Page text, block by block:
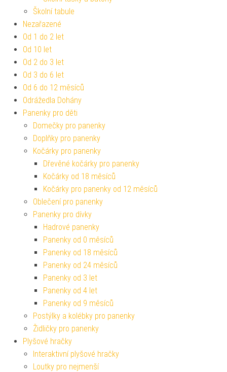
Školní tabule
Nezařazené
Od 1 do 2 let
Od 10 let
Od 2 do 3 let
Od 3 do 6 let
Od 6 do 12 měsíců
Odrážedla Dohány
Panenky pro děti
Domečky pro panenky
Doplňky pro panenky
Kočárky pro panenky
Dřevěné kočárky pro panenky
Kočárky od 18 měsíců
Kočárky pro panenky od 12 měsíců
Oblečení pro panenky
Panenky pro dívky
Hadrové panenky
Panenky od 0 měsíců
Panenky od 18 měsíců
Panenky od 24 měsíců
Panenky od 3 let
Panenky od 4 let
Panenky od 9 měsíců
Postýlky a kolébky pro panenky
Židličky pro panenky
Plyšové hračky
Interaktivní plyšové hračky
Loutky pro nejmenší